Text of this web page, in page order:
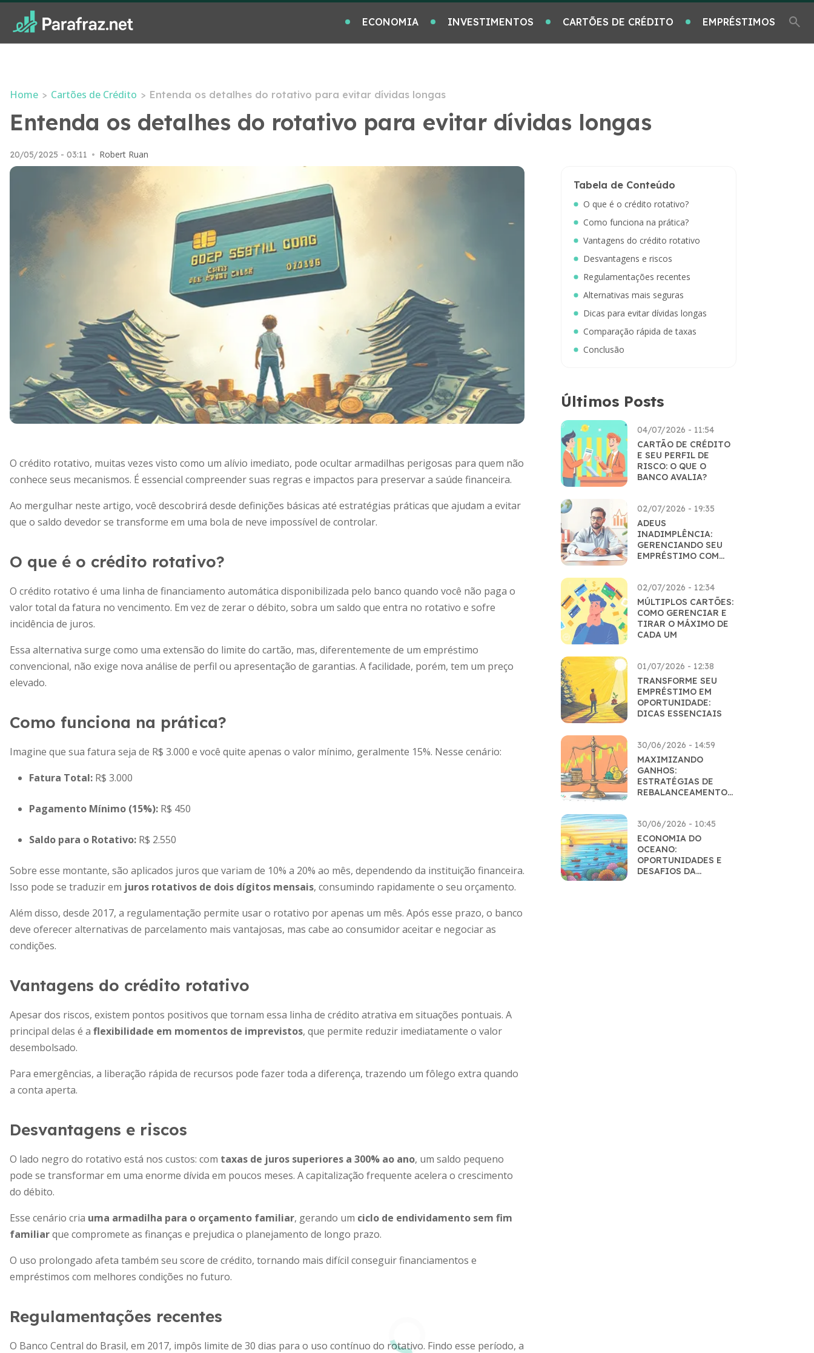
ECONOMIA INVESTIMENTOS CARTÕES DE CRÉDITO EMPRÉSTIMOS
Home > Cartões de Crédito > Entenda os detalhes do rotativo para evitar dívidas longas
Entenda os detalhes do rotativo para evitar dívidas longas
20/05/2025 - 03:11 • Robert Ruan
O crédito rotativo, muitas vezes visto como um alívio imediato, pode ocultar armadilhas perigosas para quem não
conhece seus mecanismos. É essencial compreender suas regras e impactos para preservar a saúde financeira.
Ao mergulhar neste artigo, você descobrirá desde definições básicas até estratégias práticas que ajudam a evitar
que o saldo devedor se transforme em uma bola de neve impossível de controlar.
O que é o crédito rotativo?
O crédito rotativo é uma linha de financiamento automática disponibilizada pelo banco quando você não paga o
valor total da fatura no vencimento. Em vez de zerar o débito, sobra um saldo que entra no rotativo e sofre
incidência de juros.
Essa alternativa surge como uma extensão do limite do cartão, mas, diferentemente de um empréstimo
convencional, não exige nova análise de perfil ou apresentação de garantias. A facilidade, porém, tem um preço
elevado.
Como funciona na prática?
Imagine que sua fatura seja de R$ 3.000 e você quite apenas o valor mínimo, geralmente 15%. Nesse cenário:
Fatura Total: R$ 3.000
Pagamento Mínimo (15%): R$ 450
Saldo para o Rotativo: R$ 2.550
Sobre esse montante, são aplicados juros que variam de 10% a 20% ao mês, dependendo da instituição financeira.
Isso pode se traduzir em juros rotativos de dois dígitos mensais, consumindo rapidamente o seu orçamento.
Além disso, desde 2017, a regulamentação permite usar o rotativo por apenas um mês. Após esse prazo, o banco
deve oferecer alternativas de parcelamento mais vantajosas, mas cabe ao consumidor aceitar e negociar as
condições.
Vantagens do crédito rotativo
Apesar dos riscos, existem pontos positivos que tornam essa linha de crédito atrativa em situações pontuais. A
principal delas é a flexibilidade em momentos de imprevistos, que permite reduzir imediatamente o valor
desembolsado.
Para emergências, a liberação rápida de recursos pode fazer toda a diferença, trazendo um fôlego extra quando
a conta aperta.
Desvantagens e riscos
O lado negro do rotativo está nos custos: com taxas de juros superiores a 300% ao ano, um saldo pequeno
pode se transformar em uma enorme dívida em poucos meses. A capitalização frequente acelera o crescimento
do débito.
Esse cenário cria uma armadilha para o orçamento familiar, gerando um ciclo de endividamento sem fim
familiarque compromete as finanças e prejudica o planejamento de longo prazo.
O uso prolongado afeta também seu score de crédito, tornando mais difícil conseguir financiamentos e
empréstimos com melhores condições no futuro.
Regulamentações recentes
O Banco Central do Brasil, em 2017, impôs limite de 30 dias para o uso contínuo do rotativo. Findo esse período, a
Tabela de Conteúdo
O que é o crédito rotativo?
Como funciona na prática?
Vantagens do crédito rotativo
Desvantagens e riscos
Regulamentações recentes
Alternativas mais seguras
Dicas para evitar dívidas longas
Comparação rápida de taxas
Conclusão
Últimos Posts
04/07/2026 - 11:54
CARTÃO DE CRÉDITO
E SEU PERFIL DE
RISCO: O QUE O
BANCO AVALIA?
02/07/2026 - 19:35
ADEUS
INADIMPLÊNCIA:
GERENCIANDO SEU
EMPRÉSTIMO COM
02/07/2026 - 12:34
MÚLTIPLOS CARTÕES:
COMO GERENCIAR E
TIRAR O MÁXIMO DE
CADA UM
01/07/2026 - 12:38
TRANSFORME SEU
EMPRÉSTIMO EM
OPORTUNIDADE:
DICAS ESSENCIAIS
30/06/2026 - 14:59
MAXIMIZANDO
GANHOS:
ESTRATÉGIAS DE
REBALANCEAMENTO
30/06/2026 - 10:45
ECONOMIA DO
OCEANO:
OPORTUNIDADES E
DESAFIOS DA